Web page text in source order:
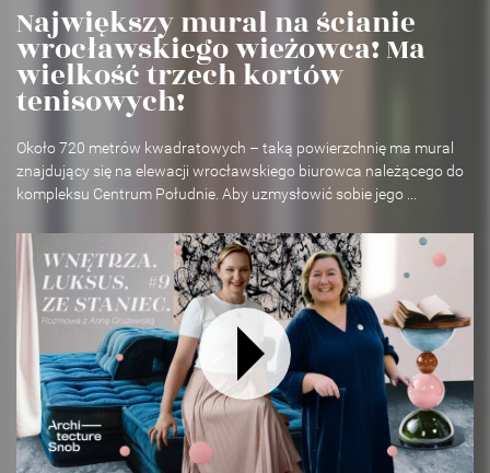
Największy mural na ścianie
wrocławskiego wieżowca! Ma
wielkość trzech kortów
tenisowych!
Około 720 metrów kwadratowych – taką powierzchnię ma mural
znajdujący się na elewacji wrocławskiego biurowca należącego do
kompleksu Centrum Południe. Aby uzmysłowić sobie jego ...